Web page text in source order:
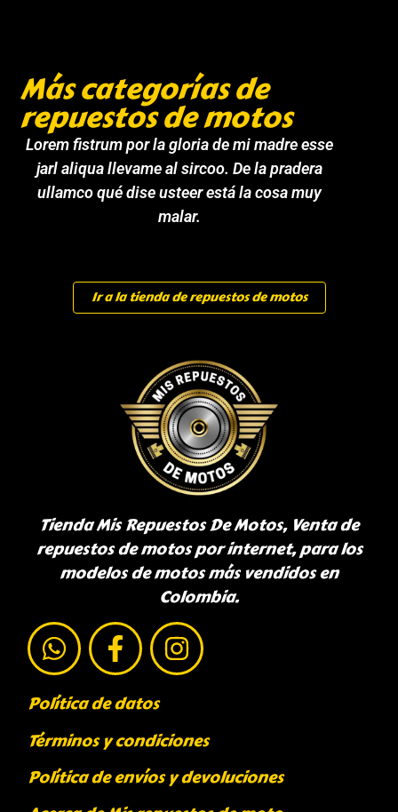
Más categorías de
repuestos de motos
Lorem fistrum por la gloria de mi madre esse
jarl aliqua llevame al sircoo. De la pradera
ullamco qué dise usteer está la cosa muy
malar.
Ir a la tienda de repuestos de motos
Tienda Mis Repuestos De Motos, Venta de
repuestos de motos por internet, para los
modelos de motos más vendidos en
Colombia.
Política de datos
Términos y condiciones
Política de envíos y devoluciones